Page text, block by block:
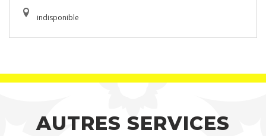
indisponible
AUTRES SERVICES